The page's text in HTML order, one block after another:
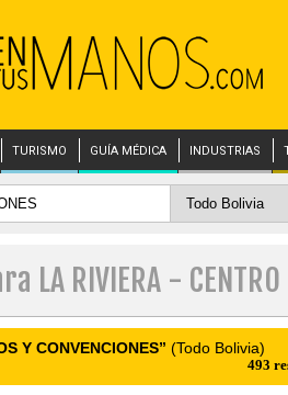
TURISMO GUÍA MÉDICA INDUSTRIAS
RIVIERA - CENTRO
Y CONVENCIONES” (Todo Bolivia)
493